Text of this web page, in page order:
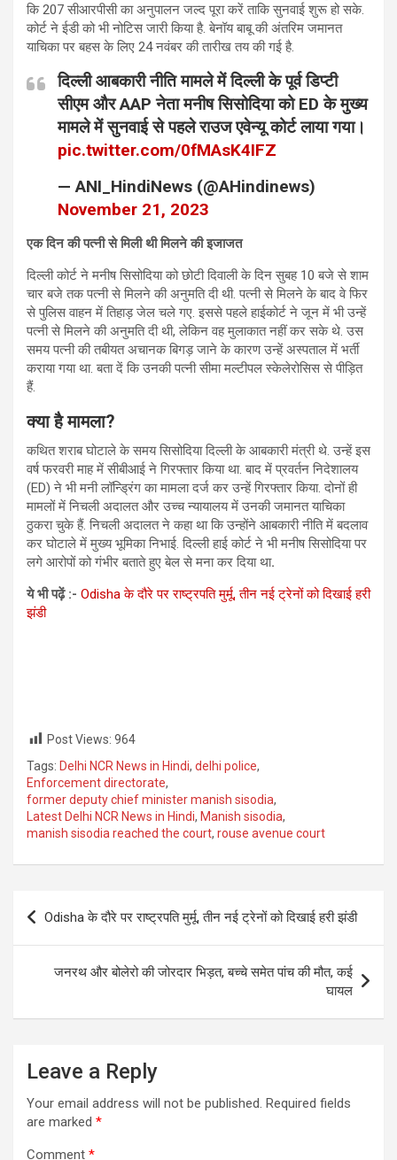
कि 207 सीआरपीसी का अनुपालन जल्‍द पूरा करें ताकि सुनवाई शुरू हो सके.
कोर्ट ने ईडी को भी नोटिस जारी किया है. बेनॉय बाबू की अंतरिम जमानत
याचिका पर बहस के लिए 24 नवंबर की तारीख तय की गई है.
दिल्ली आबकारी नीति मामले में दिल्ली के पूर्व डिप्टी
सीएम और AAP नेता मनीष सिसोदिया को ED के मुख्य
मामले में सुनवाई से पहले राउज एवेन्यू कोर्ट लाया गया।
pic.twitter.com/0fMAsK4IFZ
— ANI_HindiNews (@AHindinews)
November 21, 2023
एक दिन की पत्नी से मिली थी मिलने की इजाजत
दिल्ली कोर्ट ने मनीष सिसोदिया को छोटी दिवाली के दिन सुबह 10 बजे से शाम
चार बजे तक पत्‍नी से मिलने की अनुमति दी थी. पत्नी से मिलने के बाद वे फिर
से पुलिस वाहन में तिहाड़ जेल चले गए. इससे पहले हाईकोर्ट ने जून में भी उन्हें
पत्नी से मिलने की अनुमति दी थी, लेकिन वह मुलाकात नहीं कर सके थे. उस
समय पत्नी की तबीयत अचानक बिगड़ जाने के कारण उन्हें अस्पताल में भर्ती
कराया गया था. बता दें कि उनकी पत्‍नी सीमा मल्टीपल स्केलेरोसिस से पीड़ित
हैं.
क्या है मामला?
कथित शराब घोटाले के समय सिसोदिया दिल्ली के आबकारी मंत्री थे. उन्हें इस
वर्ष फरवरी माह में सीबीआई ने गिरफ्तार किया था. बाद में प्रवर्तन निदेशालय
(ED) ने भी मनी लॉन्ड्रिंग का मामला दर्ज कर उन्हें गिरफ्तार किया. दोनों ही
मामलों में निचली अदालत और उच्‍च न्‍यायालय में उनकी जमानत याचिका
ठुकरा चुके हैं. निचली अदालत ने कहा था कि उन्होंने आबकारी नीति में बदलाव
कर घोटाले में मुख्य भूमिका निभाई. दिल्ली हाई कोर्ट ने भी मनीष सिसोदिया पर
लगे आरोपों को गंभीर बताते हुए बेल से मना कर दिया था.
ये भी पढ़ें :- Odisha के दौरे पर राष्ट्रपति मुर्मू, तीन नई ट्रेनों को दिखाई हरी
झंडी
Post Views: 964
Tags: Delhi NCR News in Hindi, delhi police,
Enforcement directorate,
former deputy chief minister manish sisodia,
Latest Delhi NCR News in Hindi, Manish sisodia,
manish sisodia reached the court, rouse avenue court
Post
navigation
Odisha के दौरे पर राष्ट्रपति मुर्मू, तीन नई ट्रेनों को दिखाई हरी झंडी
जनरथ और बोलेरो की जोरदार भिड़त, बच्चे समेत पांच की मौत, कई
घायल
Leave a Reply
Your email address will not be published. Required fields
are marked *
Comment *